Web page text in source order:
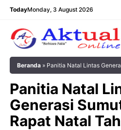
Langsung
TodayMonday, 3 August 2026
Beranda » Panitia Natal Lintas
Panitia Natal
Generasi
Rapat Natal